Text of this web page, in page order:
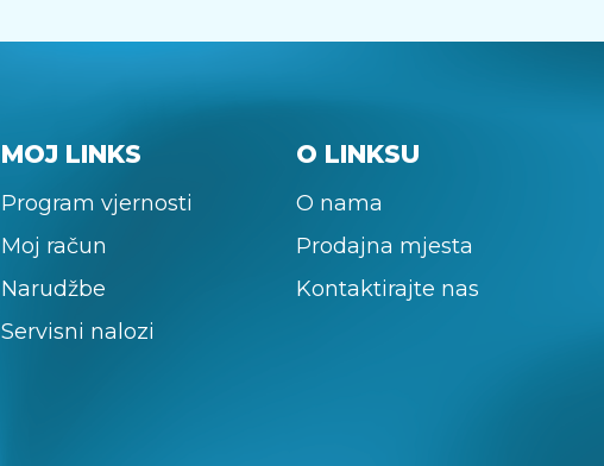
MOJ LINKS
Program vjernosti
Moj račun
Narudžbe
Servisni nalozi
O LINKSU
O nama
Prodajna mjesta
Kontaktirajte nas